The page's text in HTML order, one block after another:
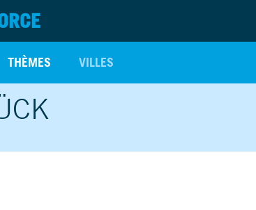
THÈMES VILLES